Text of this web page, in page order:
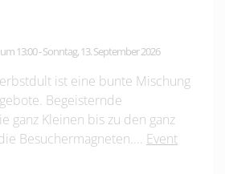
13:00-Sonntag, 13. September 2026
ist eine bunte Mischung
Begeisternde
ganz Kleinen bis zu den ganz
Besuchermagneten.... Event